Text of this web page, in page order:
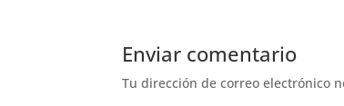
Enviar comentario
Tu dirección de correo electrónico